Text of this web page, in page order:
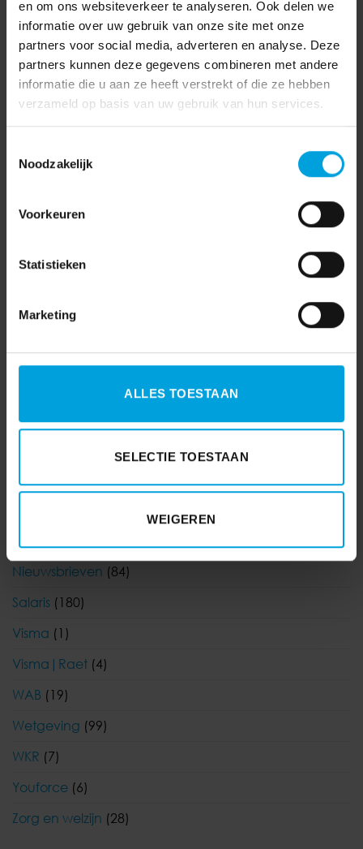
en om ons websiteverkeer te analyseren. Ook delen we
informatie over uw gebruik van onze site met onze
partners voor social media, adverteren en analyse. Deze
partners kunnen deze gegevens combineren met andere
informatie die u aan ze heeft verstrekt of die ze hebben
verzameld op basis van uw gebruik van hun services.
Noodzakelijk
Voorkeuren
Statistieken
Marketing
ALLES TOESTAAN
SELECTIE TOESTAAN
WEIGEREN
AFAS(7)
Coronavirus
Coronavirus(71)
Functioneel beheer
Klantervaringen
Nieuwsbrieven (84)
Salaris (180)
Visma (1)
Visma|Raet (4)
WAB (19)
Wetgeving (99)
WKR (7)
Youforce (6)
Zorg en welzijn (28)